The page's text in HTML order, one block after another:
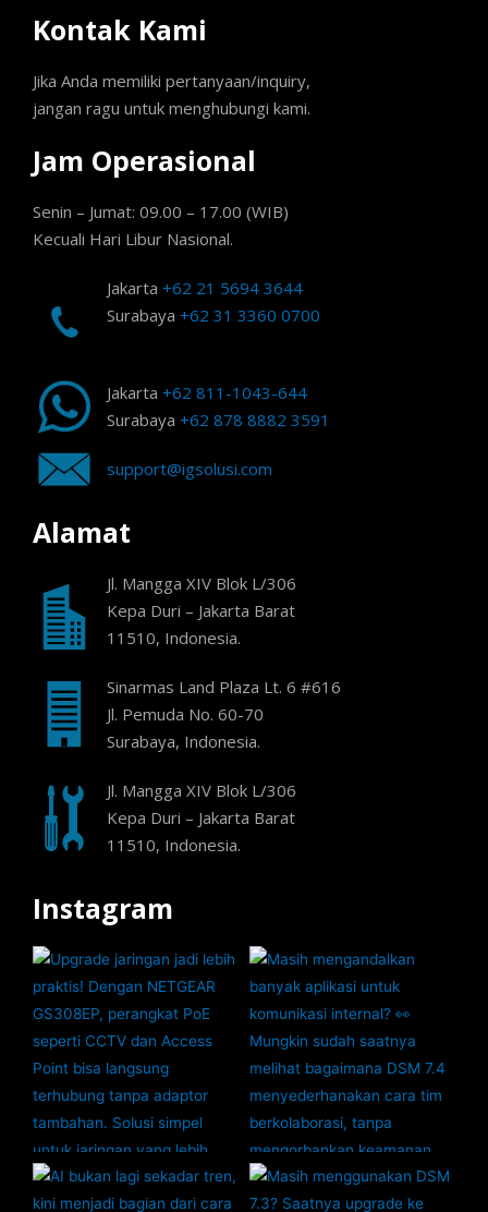
Kontak Kami
Jika Anda memiliki pertanyaan/inquiry,
jangan ragu untuk menghubungi kami.
Jam Operasional
Senin – Jumat: 09.00 – 17.00 (WIB)
Kecuali Hari Libur Nasional.
Jakarta +62 21 5694 3644
Surabaya +62 31 3360 0700
Jakarta +62 811-1043-644
Surabaya +62 878 8882 3591
support@igsolusi.com
Alamat
Jl. Mangga XIV Blok L/306
Kepa Duri – Jakarta Barat
11510, Indonesia.
Sinarmas Land Plaza Lt. 6 #616
Jl. Pemuda No. 60-70
Surabaya, Indonesia.
Jl. Mangga XIV Blok L/306
Kepa Duri – Jakarta Barat
11510, Indonesia.
Instagram